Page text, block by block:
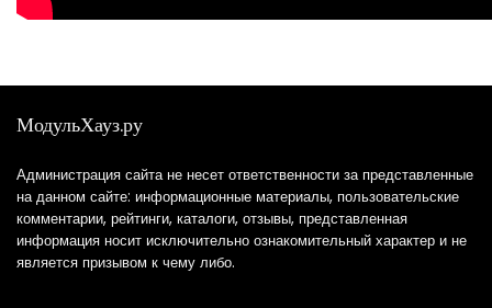
МодульХауз.ру
Администрация сайта не несет ответственности за представленные
на данном сайте: информационные материалы, пользовательские
комментарии, рейтинги, каталоги, отзывы, представленная
информация носит исключительно ознакомительный характер и не
является призывом к чему либо.